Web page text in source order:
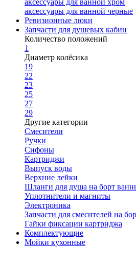
аксессуары для ванной хром
аксессуары для ванной черные
Ревизионные люки
Запчасти для душевых кабин
Количество положений
1
Диаметр колёсика
19
22
23
25
27
29
Другие категории
Смесители
Ручки
Сифоны
Картриджи
Выпуск воды
Верхние лейки
Шланги для душа на борт
Уплотнители и магниты
Электроника
Запчасти для смесителей на
Гайки фиксации картриджа
Комплектующие
Мойки кухонные